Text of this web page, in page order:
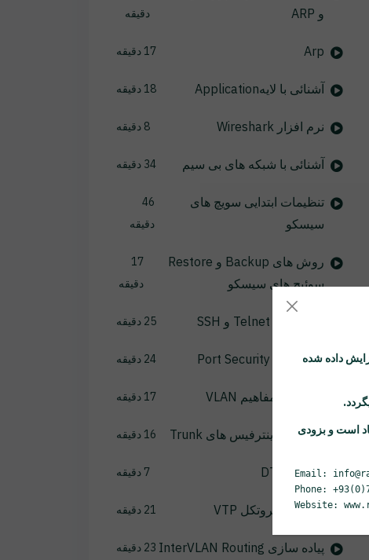
و ARP
دقیقه
Arp 17 دقیقه
آشنائی با لایهApplication 18 دقیقه
نرم افزار Wireshark 8 دقیقه
آشنائی با شبکه های بی سیم 34 دقیقه
تنظیمات ابتدایی سویچ های
سیسکو
46
دقیقه
روش های Backup و Restore
سوئیچ های سیسکو
17
دقیقه
25 دقیقه
راه اندازی Port Security 24 دقیقه
آشنائی با مفاهیم VLAN 17 دقیقه
آشنائی با اینترفیس های Trunk 16 دقیقه
پروتکل DTP 7 دقیقه
آشنائی با پروتکل VTP 21 دقیقه
پیاده سازی InterVLAN Routing 23 دقیقه
داده شده
است و بزودی
Email:
Phone:
Website: